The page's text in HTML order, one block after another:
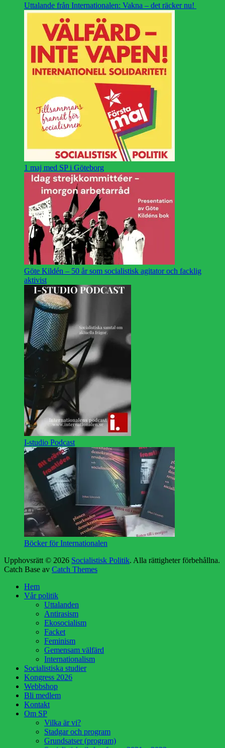
Uttalande från Internationalen: Vakna – det räcker nu!
1 maj med SP i Göteborg
Göte Kildén – 50 år som socialistisk agitator och facklig
aktivist
I-studio Podcast
Böcker för Internationalen
Upphovsrätt © 2026 Socialistisk Politik. Alla rättigheter förbehållna.
Catch Base av Catch Themes
Hem
Vår politik
Uttalanden
Antirasism
Ekosocialism
Facket
Feminism
Gemensam välfärd
Internationalism
Socialistiska studier
Kongress 2026
Webbshop
Bli medlem
Kontakt
Om SP
Vilka är vi?
Stadgar och program
Grundsatser (program)